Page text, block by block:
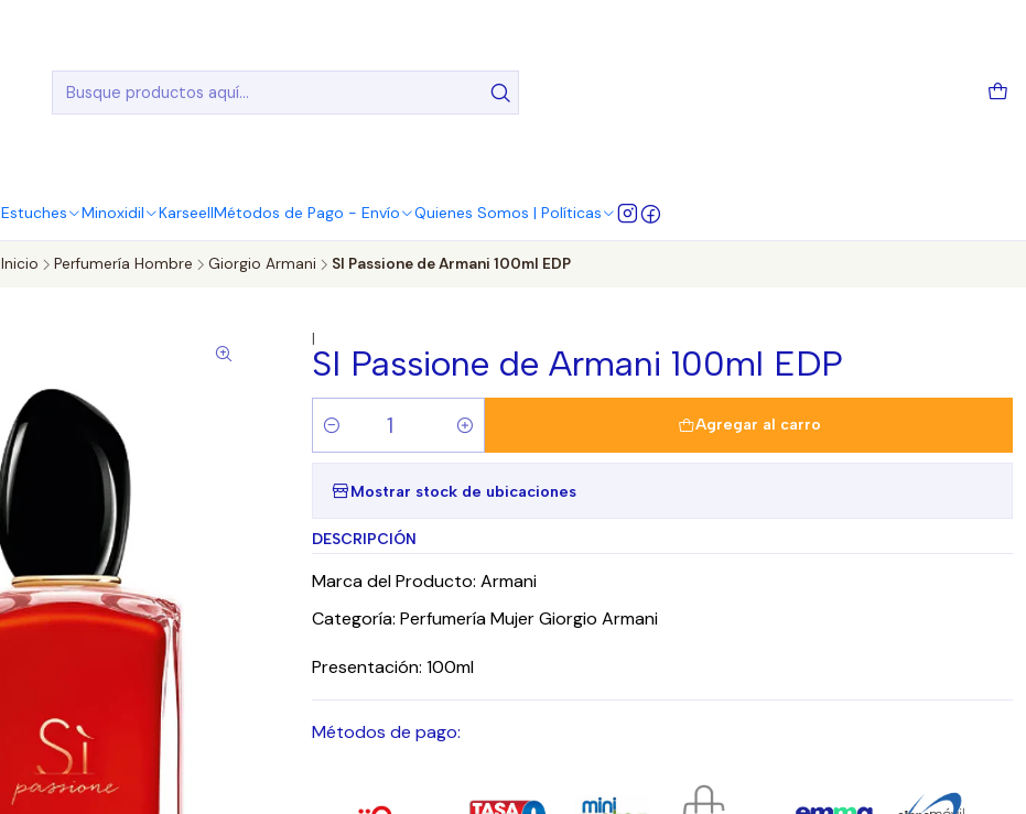
Estuches Minoxidil KarseellMétodos de Pago - Envío Quienes Somos | Políticas
Inicio Perfumería Hombre Giorgio Armani SI Passione de Armani 100ml EDP
|
SI Passione de Armani 100ml EDP
Cantidad
Agregar al carro
Mostrar stock de ubicaciones
DESCRIPCIÓN
Marca del Producto: Armani
Categoría: Perfumería Mujer Giorgio Armani
Presentación: 100ml
Métodos de pago: